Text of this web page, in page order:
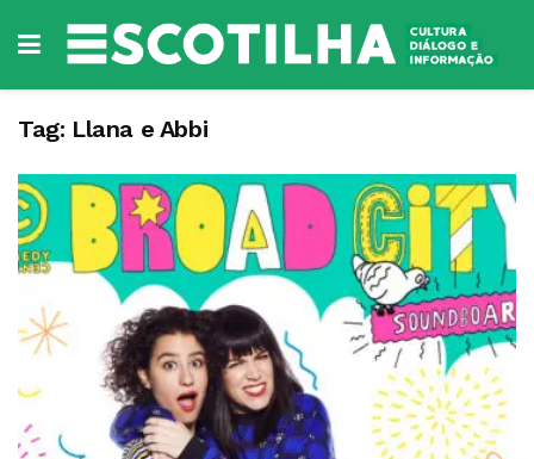
Tag: Llana e Abbi